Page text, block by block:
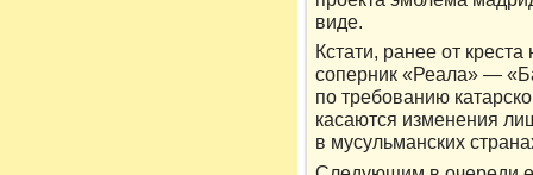
виде.
Кстати, ранее от
соперник «Реала» —
по требованию
касаются изменения
в мусульманских